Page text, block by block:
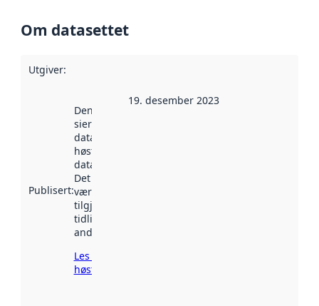
Om datasettet
Utgiver:
Publisert:
Denne datoen
sier når
datasettet ble
høstet av
data.norge.no.
Det kan ha
vært
tilgjengelig
tidligere
andre steder.
Les mer om
høsting her
19. desember 2023